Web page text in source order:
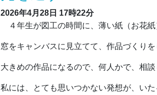
2026年4月28日 17時22分
４年生が図工の時間に、薄い紙（お花紙
窓をキャンバスに見立てて、作品づくり
大きめの作品になるので、何人かで、相
私には、とても思いつかない発想が、いた